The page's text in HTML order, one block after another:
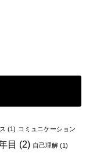
(1) コミュニケーション
目 (2) 自己理解 (1)